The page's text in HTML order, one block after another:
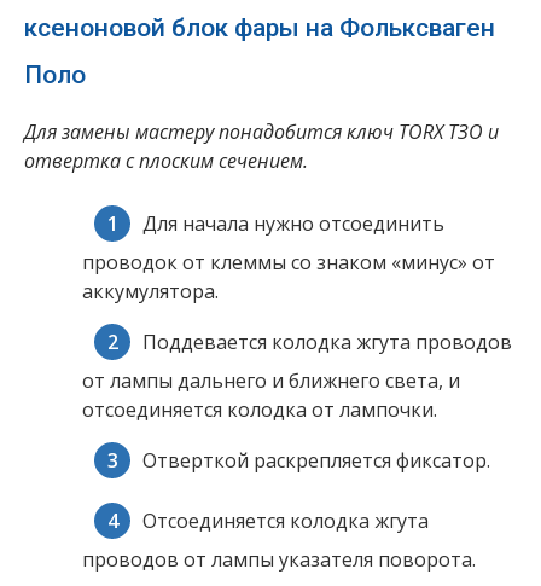
ксеноновой блок фары на Фольксваген
Поло
Для замены мастеру понадобится ключ TORX ТЗО и
отвертка с плоским сечением.
Для начала нужно отсоединить
проводок от клеммы со знаком «минус» от
аккумулятора.
Поддевается колодка жгута проводов
от лампы дальнего и ближнего света, и
отсоединяется колодка от лампочки.
Отверткой раскрепляется фиксатор.
Отсоединяется колодка жгута
проводов от лампы указателя поворота.